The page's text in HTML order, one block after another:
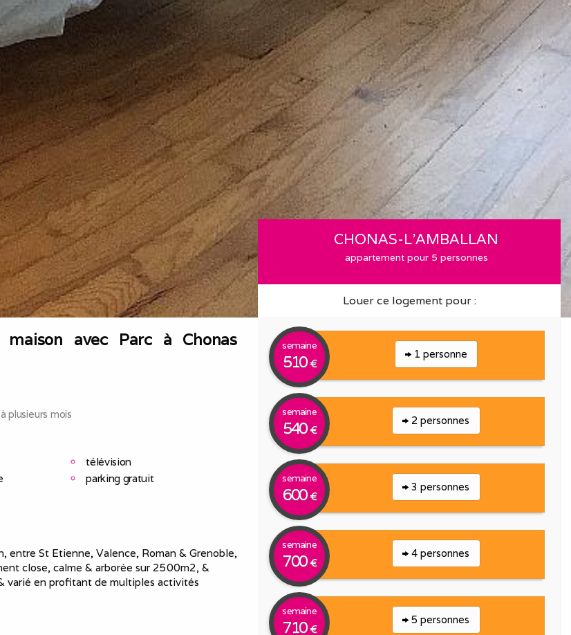
CHONAS-L'AMBALLAN
appartement pour 5 personnes
Louer ce logement pour :
1 personne
semaine
510 €
2 personnes
semaine
540 €
3 personnes
semaine
600 €
4 personnes
semaine
700 €
5 personnes
semaine
710 €
avec Parc à Chonas
plusieurs mois
télévision
parking gratuit
entre St Etienne, Valence, Roman & Grenoble,
close, calme & arborée sur 2500m2, &
varié en profitant de multiples activités